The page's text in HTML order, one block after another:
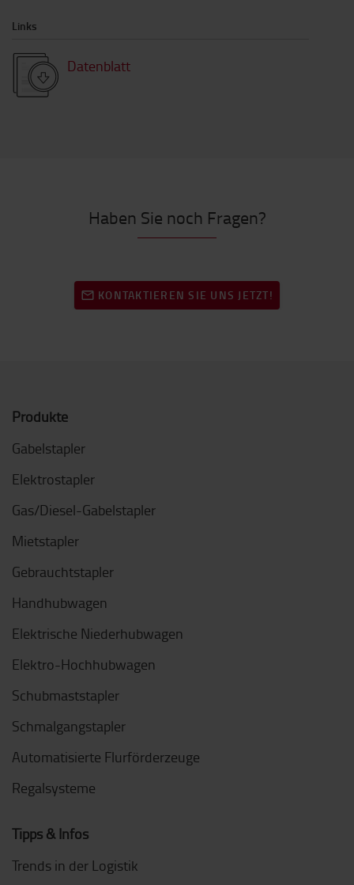
Links
Datenblatt
Haben Sie noch Fragen?
KONTAKTIEREN SIE UNS JETZT!
Produkte
Gabelstapler
Elektrostapler
Gas/Diesel-Gabelstapler
Mietstapler
Gebrauchtstapler
Handhubwagen
Elektrische Niederhubwagen
Elektro-Hochhubwagen
Schubmaststapler
Schmalgangstapler
Automatisierte Flurförderzeuge
Regalsysteme
Tipps & Infos
Trends in der Logistik